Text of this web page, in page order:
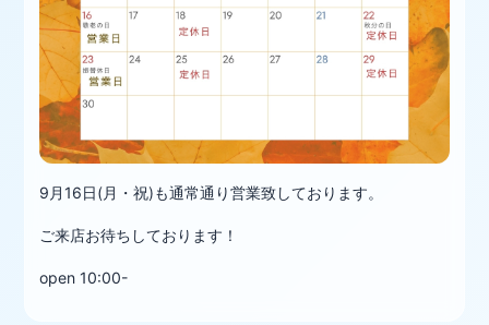
9月16日(月・祝)も通常通り営業致しております。
ご来店お待ちしております！
open 10:00-